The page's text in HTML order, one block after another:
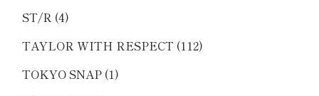
ST/R (4)
TAYLOR WITH RESPECT (112)
TOKYO SNAP (1)